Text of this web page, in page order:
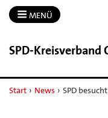
MENÜ
SPD-​Kreisverband
Start › News › SPD